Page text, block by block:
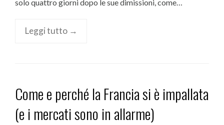
solo quattro giorni dopo le sue dimissioni, come…
Leggi tutto →
Come e perché la Francia si è impallata
(e i mercati sono in allarme)